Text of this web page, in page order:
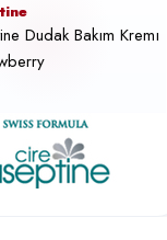
Dudak Bakım Kremı